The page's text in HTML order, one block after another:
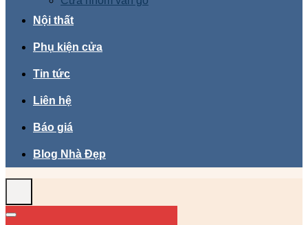
Nội thất
Phụ kiện cửa
Tin tức
Liên hệ
Báo giá
Blog Nhà Đẹp